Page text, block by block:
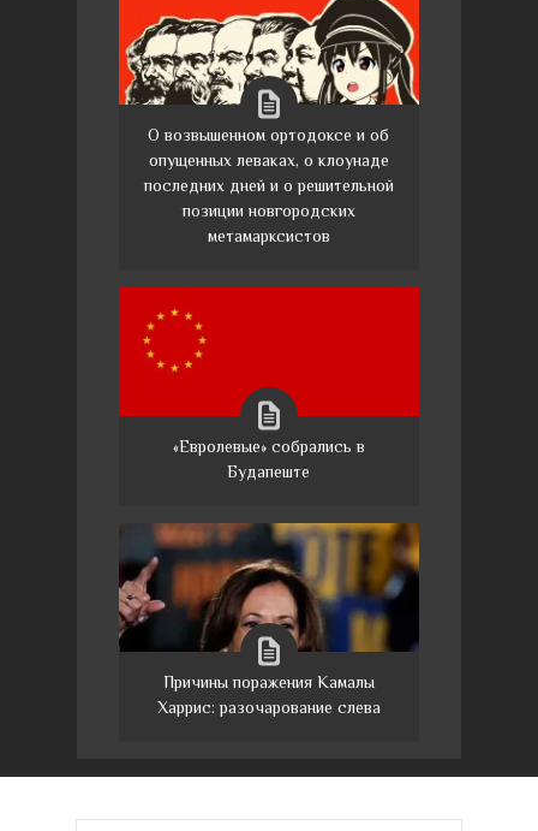
О возвышенном ортодоксе и об
опущенных леваках, о клоунаде
последних дней и о решительной
позиции новгородских
метамарксистов
«Евролевые» собрались в
Будапеште
Причины поражения Камалы
Харрис: разочарование слева